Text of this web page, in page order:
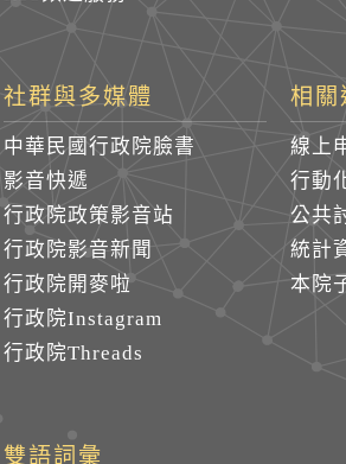
社群與多媒體
中華民國行政院臉書
影音快遞
行政院政策影音站
行政院影音新聞
行政院開麥啦
行政院Instagram
行政院Threads
相關
線上
行動
公共
統計
本院
雙語詞彙